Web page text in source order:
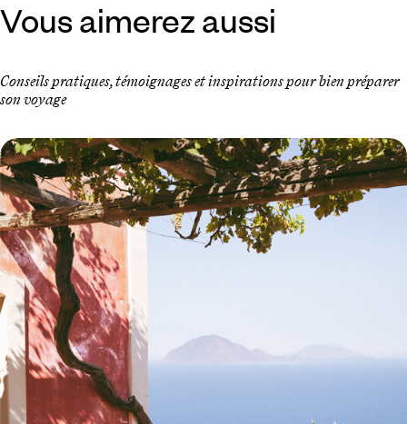
Vous aimerez aussi
Conseils pratiques, témoignages et inspirations pour bien préparer
son voyage